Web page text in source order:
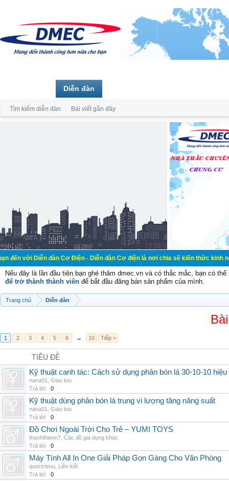
đàn Cơ Điện - Diễn đàn Cơ điện là nơi chia sẽ kiến thức kinh nghiệm
Nếu đây là lần đầu tiên bạn ghé thăm dmec.vn và có thắc mắc, bạn có
để trở thành thành viên để bắt đầu đăng bán sản phẩm của mình.
Trang chủ Diễn đàn
1 2 3 4 5 6 → 10 Tiếp >
TIÊU ĐỀ
Kỹ thuật canh tác: Cách sử dụng phân bón lá 30-10-10 hiệu
nana01
Giao lưu
Trả lời:
0
Kỹ thuật dùng phân bón lá trung vi lượng tăng năng suất
nana01
Giao lưu
Trả lời:
0
Đồ Chơi Ngoài Trời Cho Trẻ – YUMI TOYS
thanhthieen7 Các đồ gia dụng khác
Trả lời:
0
Máy Tính All In One Giải Pháp Gọn Gàng Cho Văn Phòng
quoctrieuu Liên kết
Trả lời:
0
Diễn đàn
Tìm kiếm diễn đàn Bài viết gần đây